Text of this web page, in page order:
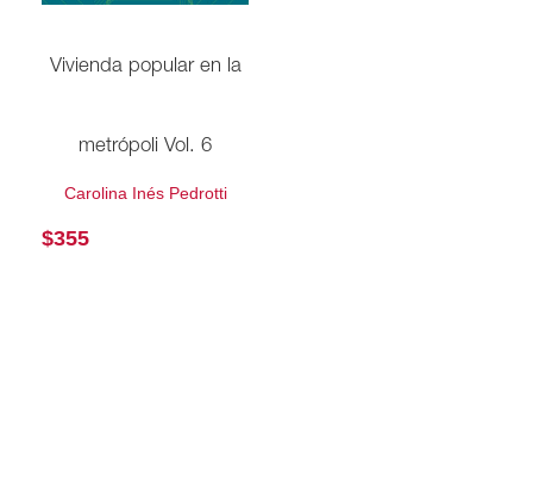
Vivienda popular en la
metrópoli Vol. 6
Carolina Inés Pedrotti
$355